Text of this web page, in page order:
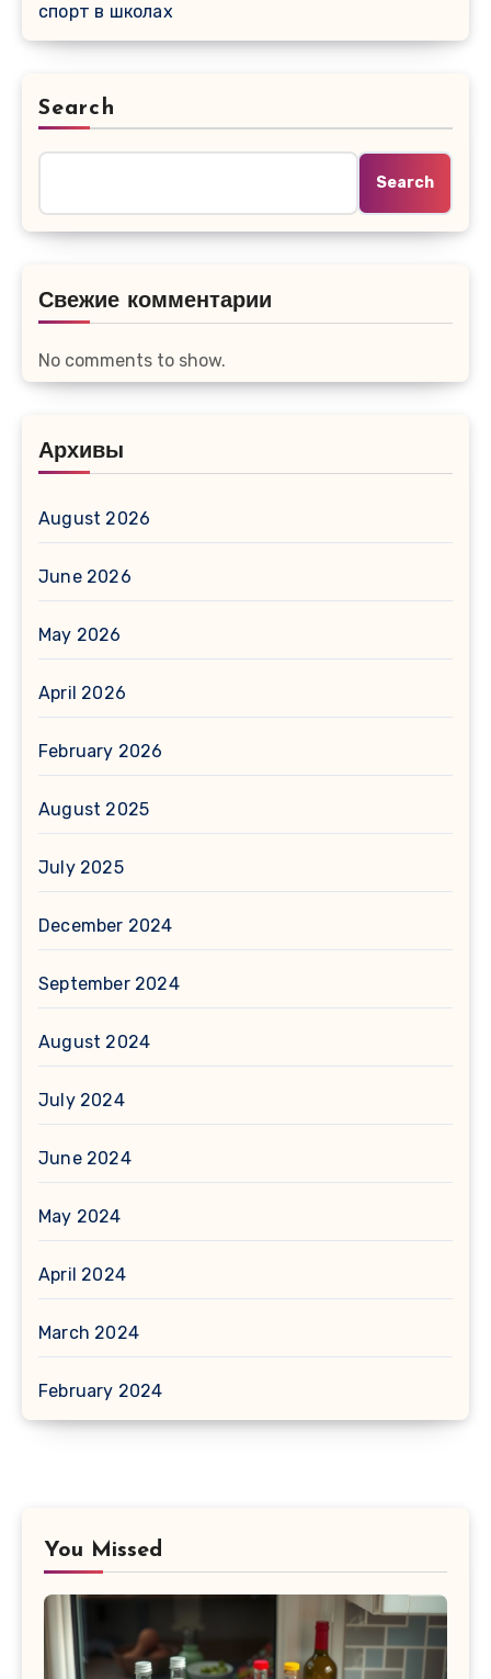
спорт в школах
Search
Search
Свежие комментарии
No comments to show.
Архивы
August 2026
June 2026
May 2026
April 2026
February 2026
August 2025
July 2025
December 2024
September 2024
August 2024
July 2024
June 2024
May 2024
April 2024
March 2024
February 2024
You Missed